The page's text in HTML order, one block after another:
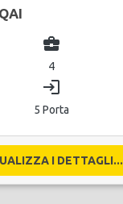
business_center
4
login
5 Porta
I DETTAGLI...